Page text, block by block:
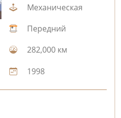
Механическая
Передний
282,000 км
1998